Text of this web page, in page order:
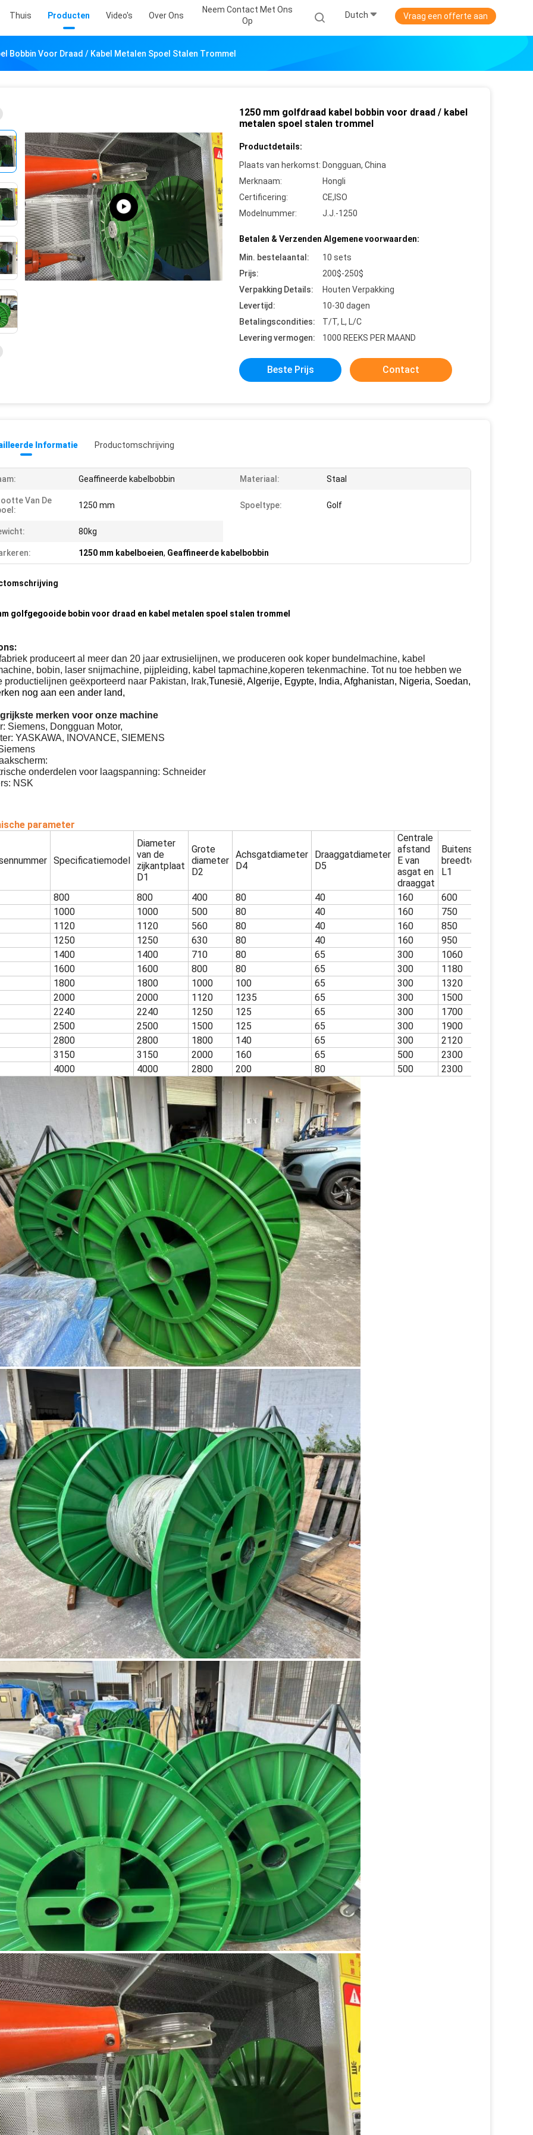
Thuis Producten Video's Over Ons
Neem Contact Met Ons
Op
Dutch Vraag een offerte aan
Bobbin Voor Draad / Kabel Metalen Spoel Stalen Trommel
1250 mm golfdraad kabel bobbin voor draad / kabel
metalen spoel stalen trommel
Productdetails:
Plaats van herkomst: Dongguan, China
Merknaam:
Hongli
Certificering:
CE,ISO
Modelnummer:
J.J.-1250
Betalen & Verzenden Algemene voorwaarden:
Min. bestelaantal:
10 sets
Prijs:
200$-250$
Verpakking Details:
Houten Verpakking
Levertijd:
10-30 dagen
Betalingscondities:
T/T, L, L/C
Levering vermogen:
1000 REEKS PER MAAND
Beste Prijs Contact
Informatie Productomschrijving
Geaffineerde kabelbobbin Materiaal: Staal
Van De
1250 mm Spoeltype: Golf
80kg
1250 mm kabelboeien, Geaffineerde kabelbobbin
golfgegooide bobin voor draad en kabel metalen spoel stalen trommel
produceert al meer dan 20 jaar extrusielijnen, we produceren ook koper bundelmachine, kabel
bobin, laser snijmachine, pijpleiding, kabel tapmachine,koperen tekenmachine. Tot nu toe hebben we
productielijnen geëxporteerd naar Pakistan, Irak,Tunesië, Algerije, Egypte, India, Afghanistan, Nigeria, Soedan,
nog aan een ander land,
merken voor onze machine
Siemens, Dongguan Motor,
YASKAWA, INOVANCE, SIEMENS
onderdelen voor laagspanning: Schneider
NSK
parameter
Specificatiemodel
Diameter
van de
zijkantplaat
D1
Grote
diameter
D2
Achsgatdiameter
D4
Draaggatdiameter
D5
Centrale
afstand
E van
asgat en
draaggat
Buitenste
breedte
L1
800 800 400 80 40 160 600
1000
1000 500 80 40 160 750
1120
1120 560 80 40 160 850
1250
1250 630 80 40 160 950
1400
1400 710 80 65 300 1060
1600
1600 800 80 65 300 1180
1800
1800 1000 100 65 300 1320
2000
2000 1120 1235 65 300 1500
2240
2240 1250 125 65 300 1700
2500
2500 1500 125 65 300 1900
2800
2800 1800 140 65 300 2120
3150
3150 2000 160 65 500 2300
4000
4000 2800 200 80 500 2300